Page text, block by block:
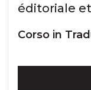
éditoriale
Corso in